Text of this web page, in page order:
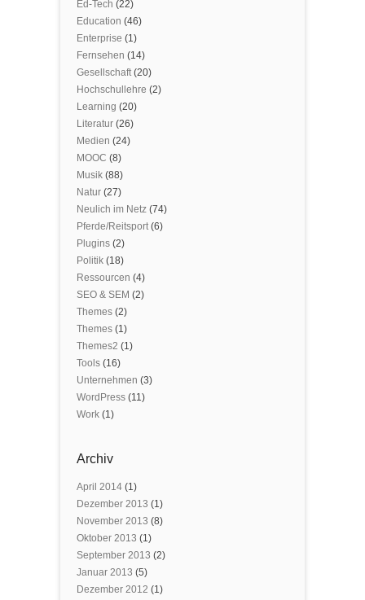
Ed-Tech (22)
Education (46)
Enterprise (1)
Fernsehen (14)
Gesellschaft(20)
Hochschullehre (2)
Learning (20)
Literatur (26)
Medien (24)
MOOC (8)
Musik (88)
Natur (27)
Neulich im Netz (74)
Pferde/Reitsport(6)
Plugins (2)
Politik (18)
Ressourcen (4)
SEO & SEM (2)
Themes (2)
Themes (1)
Themes2 (1)
Tools (16)
Unternehmen (3)
WordPress (11)
Work (1)
Archiv
April 2014 (1)
Dezember 2013 (1)
November 2013 (8)
Oktober 2013 (1)
September 2013 (2)
Januar 2013 (5)
Dezember 2012 (1)